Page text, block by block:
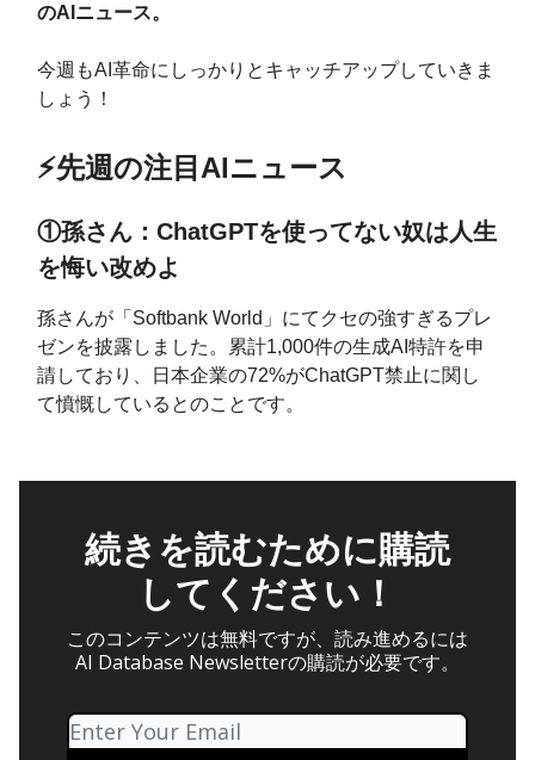
のAIニュース。
今週もAI革命にしっかりとキャッチアップしていきま
しょう！
⚡️先週の注目AIニュース
①孫さん：ChatGPTを使ってない奴は人生
を悔い改めよ
孫さんが「Softbank World」にてクセの強すぎるプレ
ゼンを披露しました。累計1,000件の生成AI特許を申
請しており、日本企業の72%がChatGPT禁止に関し
て憤慨しているとのことです。
続きを読むために購読
してください！
このコンテンツは無料ですが、読み進めるには
AI Database Newsletterの購読が必要です。